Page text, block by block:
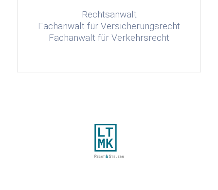
Rechtsanwalt
Fachanwalt für Versicherungsrecht
Fachanwalt für Verkehrsrecht